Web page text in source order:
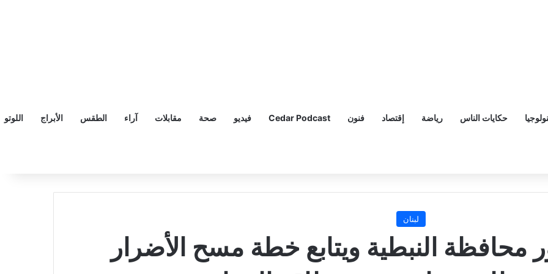
حكايات الناس رياضة إقتصاد فنون Cedar Podcast فيديو صحة مقابلات آراء الطقس الأبراج اللوتو
لبنان
محافظة النبطية ويتابع خطة مسح الأضرار